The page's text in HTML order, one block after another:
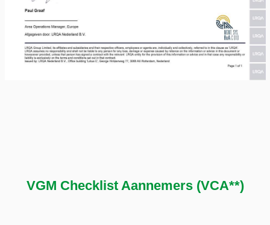
VGM Checklist Aannemers (VCA**)